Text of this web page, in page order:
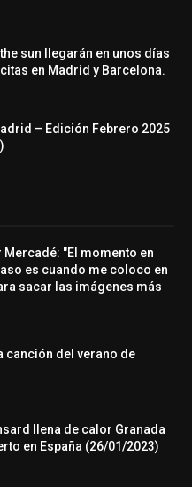
sun llegarán en unos días
en Madrid y Barcelona.
– Edición Febrero 2025
Mercadé: "El momento en
es cuando me coloco en
sacar las imágenes más
canción del verano de
llena de calor Granada
en España (26/01/2023)